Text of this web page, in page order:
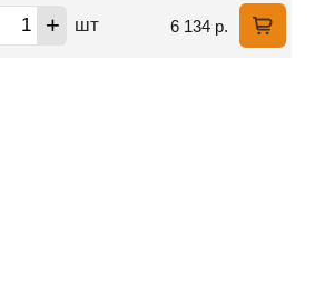
+ шт 6 134 р.